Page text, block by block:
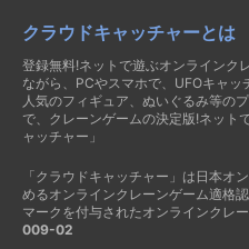
クラウドキャッチャーとは
登録無料!ネットで遊ぶオンラインク
ながら、PCやスマホで、UFOキャッ
人気のフィギュア、ぬいぐるみ等の
で、クレーンゲームの決定版!ネット
ャッチャー」
「クラウドキャッチャー」は日本オ
めるオンラインクレーンゲーム適格
マークを付与されたオンラインクレ
009-02